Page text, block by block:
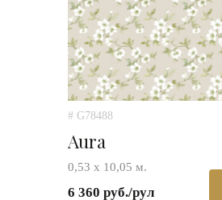
# G78488
Aura
0,53 х 10,05 м.
6 360 руб./рул